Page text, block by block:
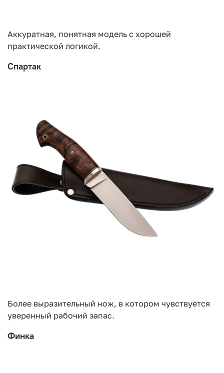
Аккуратная, понятная модель с хорошей
практической логикой.
Спартак
Более выразительный нож, в котором чувствуется
уверенный рабочий запас.
Финка